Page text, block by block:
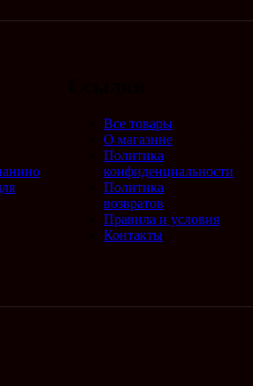
Все товары
О магазине
Политика
конфиденциальности
Политика
возвратов
Правила и условия
Контакты